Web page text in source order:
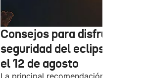
Consejos para disfrutar
seguridad del eclipse solar
el 12 de agosto
La principal recomendación es evitar